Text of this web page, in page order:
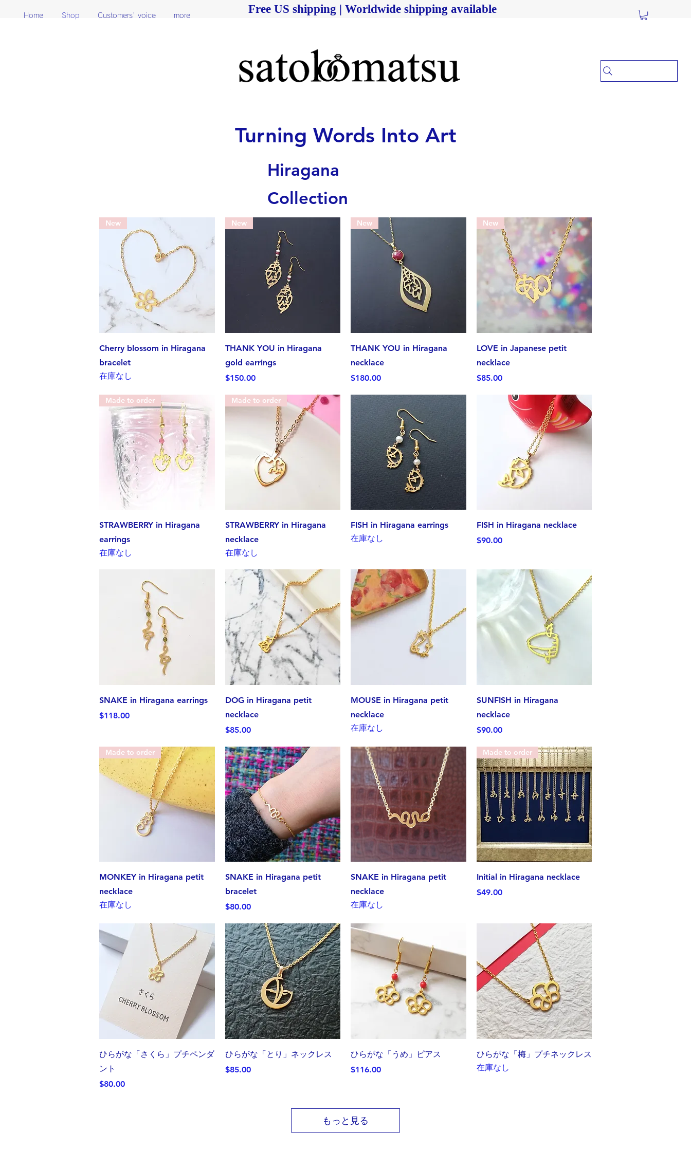
Free US shipping | Worldwide shipping available
Home Shop Customers' voice more
Turning Words Into Art
Hiragana
Collection
クイックビュー
New
Cherry blossom in Hiragana
bracelet
在庫なし
クイックビュー
New
THANK YOU in Hiragana
gold earrings
価格
$150.00
クイックビュー
New
THANK YOU in Hiragana
necklace
価格
$180.00
クイックビュー
New
LOVE in Japanese petit
necklace
価格
$85.00
クイックビュー
Made to order
STRAWBERRY in Hiragana
earrings
在庫なし
クイックビュー
Made to order
STRAWBERRY in Hiragana
necklace
在庫なし
クイックビュー
FISH in Hiragana earrings
在庫なし
クイックビュー
FISH in Hiragana necklace
価格
$90.00
クイックビュー
SNAKE in Hiragana earrings
価格
$118.00
クイックビュー
DOG in Hiragana petit
necklace
価格
$85.00
クイックビュー
MOUSE in Hiragana petit
necklace
在庫なし
クイックビュー
SUNFISH in Hiragana
necklace
価格
$90.00
クイックビュー
Made to order
MONKEY in Hiragana petit
necklace
在庫なし
クイックビュー
SNAKE in Hiragana petit
bracelet
価格
$80.00
クイックビュー
SNAKE in Hiragana petit
necklace
在庫なし
クイックビュー
Made to order
Initial in Hiragana necklace
価格
$49.00
クイックビュー
ひらがな「さくら」プチペンダ
ント
価格
$80.00
クイックビュー
ひらがな「とり」ネックレス
価格
$85.00
クイックビュー
ひらがな「うめ」ピアス
価格
$116.00
クイックビュー
ひらがな「梅」プチネックレス
在庫なし
もっと見る